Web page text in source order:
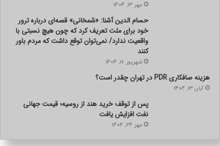
مهر 13, 1404
حسام الدین آشنا: «شمخانی» قصه‌ای درباره ترور
خود برای ملت تعریف کرد که چون هیچ نسبتی با
واقعیت ندارد/ نمی‌توان توقع داشت که مردم باور
کنند
شهریور 16, 1404
هزینه صافکاری PDR در تهران چقدر است؟
آبان 13, 1404
پس از توقف خرید هند از روسیه؛ قیمت جهانی
نفت افزایش یافت
مهر 24, 1404